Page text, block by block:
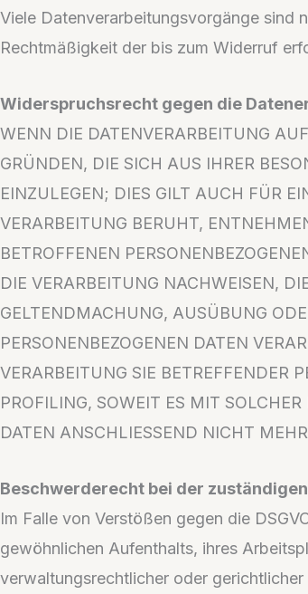
Viele Datenverarbeitungsvorgänge sind
Rechtmäßigkeit der bis zum Widerruf
Widerspruchsrecht gegen die
WENN DIE DATENVERARBEITUNG
GRÜNDEN, DIE SICH AUS IHRER
EINZULEGEN; DIES GILT AUCH FÜR
VERARBEITUNG BERUHT,
BETROFFENEN
DIE VERARBEITUNG NACHWEISEN,
GELTENDMACHUNG, AUSÜBUNG
PERSONENBEZOGENEN DATEN
VERARBEITUNG SIE BETREFFENDER
PROFILING, SOWEIT ES MIT
DATEN ANSCHLIESSEND NICHT
Beschwerderecht bei der
Im Falle von Verstößen gegen die
gewöhnlichen Aufenthalts, ihres
verwaltungsrechtlicher oder gerichtlicher